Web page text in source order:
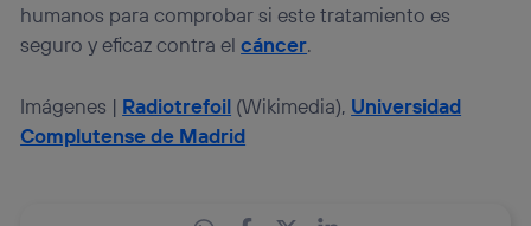
humanos para comprobar si este tratamiento es
seguro y eficaz contra elcáncer.
Imágenes | Radiotrefoil (Wikimedia), Universidad
Complutense de Madrid